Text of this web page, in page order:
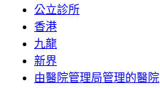
公立診所
香港
九龍
新界
由醫院管理局管理的醫院